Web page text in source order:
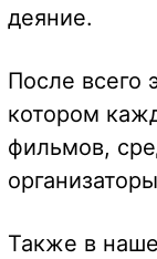
деяние.
После всего
котором
фильмов,
Также в